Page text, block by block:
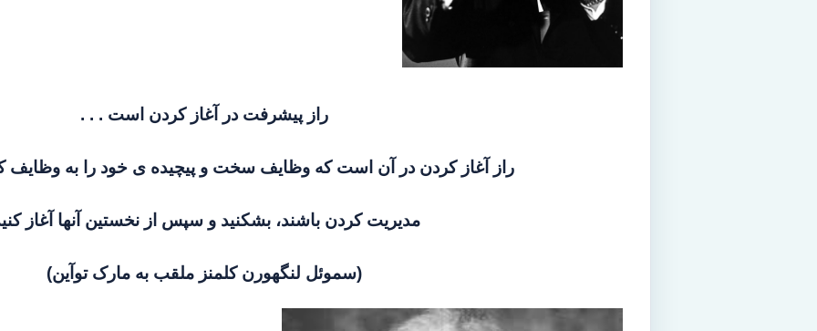
راز پیشرفت در آغاز کردن است . . .
راز آغاز کردن در آن است که وظایف سخت و پیچیده ی خود را به وظایف
مدیریت کردن باشند، بشکنید و سپس از نخستین آنها آغاز
(سموئل لنگهورن کلمنز ملقب به مارک توآین)